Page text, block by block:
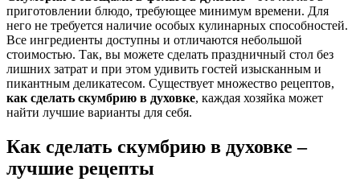
приготовлении блюдо, требующее минимум времени. Для
него не требуется наличие особых кулинарных способностей.
Все ингредиенты доступны и отличаются небольшой
стоимостью. Так, вы можете сделать праздничный стол без
лишних затрат и при этом удивить гостей изысканным и
пикантным деликатесом. Существует множество рецептов,
как сделать скумбрию в духовке, каждая хозяйка может
найти лучшие варианты для себя.
Как сделать скумбрию в духовке –
лучшие рецепты